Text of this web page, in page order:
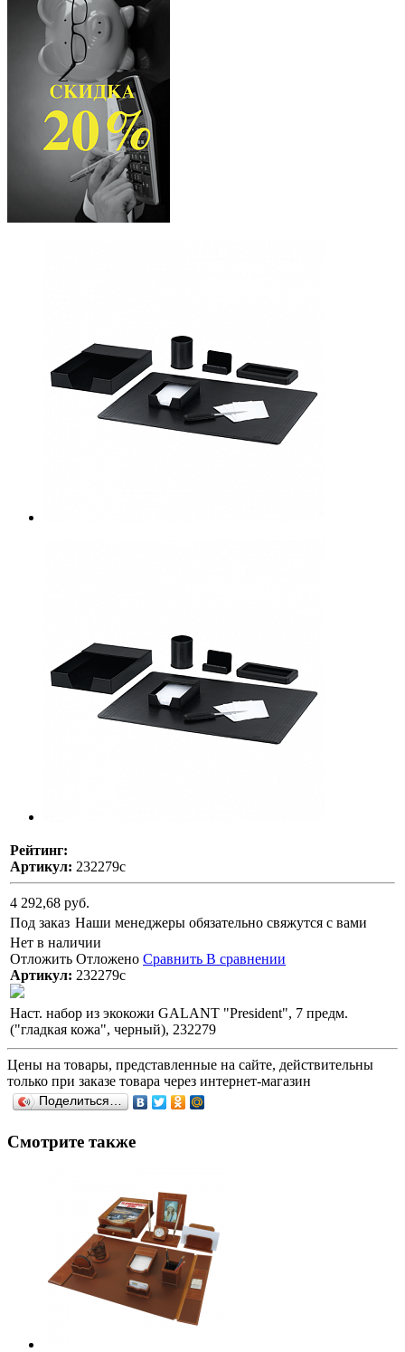
Рейтинг:
Артикул: 232279с
4 292,68 руб.
Под заказ Наши менеджеры обязательно свяжутся с вами
Нет в наличии
Отложить Отложено Сравнить В сравнении
Артикул: 232279с
Наст. набор из экокожи GALANT "President", 7 предм.
("гладкая кожа", черный), 232279
Цены на товары, представленные на сайте, действительны
только при заказе товара через интернет-магазин
Поделиться…
Смотрите также